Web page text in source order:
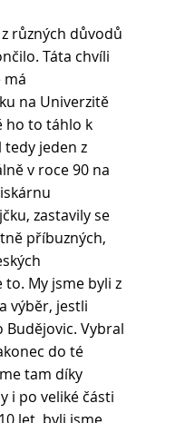
různých důvodů
Táta chvíli
má
na Univerzitě
ho to táhlo k
tedy jeden z
v roce 90 na
zastavily se
příbuzných,
to. My jsme byli z
výběr, jestli
Budějovic. Vybral
do té
tam díky
i po veliké části